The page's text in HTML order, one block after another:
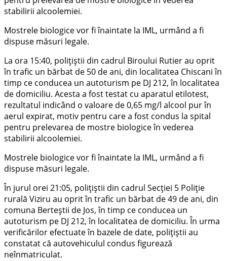
stabilirii alcoolemiei.
Mostrele biologice vor fi înaintate la IML, urmând a fi
dispuse măsuri legale.
La ora 15:40, polițiștii din cadrul Biroului Rutier au oprit
în trafic un bărbat de 50 de ani, din localitatea Chiscani în
timp ce conducea un autoturism pe DJ 212, în localitatea
de domiciliu. Acesta a fost testat cu aparatul etilotest,
rezultatul indicând o valoare de 0,65 mg/l alcool pur în
aerul expirat, motiv pentru care a fost condus la spital
pentru prelevarea de mostre biologice în vederea
stabilirii alcoolemiei.
Mostrele biologice vor fi înaintate la IML, urmând a fi
dispuse măsuri legale.
În jurul orei 21:05, polițiștii din cadrul Secției 5 Poliție
rurală Viziru au oprit în trafic un bărbat de 49 de ani, din
comuna Berteștii de Jos, în timp ce conducea un
autoturism pe DJ 212, în localitatea de domiciliu. În urma
verificărilor efectuate în bazele de date, polițiștii au
constatat că autovehiculul condus figurează
neînmatriculat.